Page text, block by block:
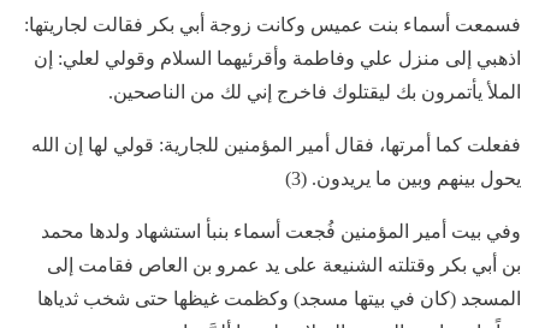
فسمعت أسماء بنت عميس وكانت زوجة أبي بكر فقالت لجاريتها:
اذهبي إلى منزل علي وفاطمة وأقرئيهما السلام وقولي لعلي: إن
الملأ يأتمرون بك ليقتلوك فاخرج إني لك من الناصحين.
ففعلت كما أمرتها، فقال أمير المؤمنين للجارية: قولي لها إن الله
يحول بينهم وبين ما يريدون. (3)
وفي بيت أمير المؤمنين فُجعت أسماء بنبأ استشهاد ولدها محمد
بن أبي بكر وقتلته الشنيعة على يد عمرو بن العاص فقامت إلى
المسجد (كان في بيتها مسجد) وكظمت غيظها حتى شخب ثدياها